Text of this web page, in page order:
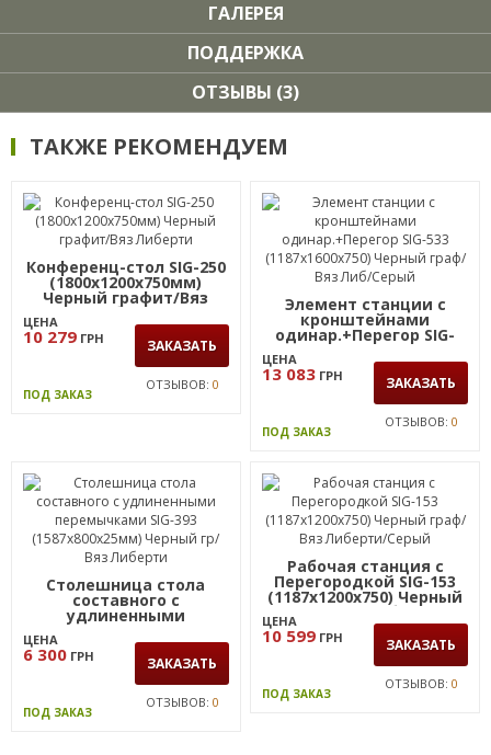
ГАЛЕРЕЯ
ПОДДЕРЖКА
ОТЗЫВЫ (3)
ТАКЖЕ РЕКОМЕНДУЕМ
Конференц-стол SIG-250
(1800х1200х750мм)
Черный графит/Вяз
Либерти
ЦЕНА
10 279 ГРН ЗАКАЗАТЬ
ПОД ЗАКАЗ
ОТЗЫВОВ: 0
Элемент станции с
кронштейнами
одинар.+Перегор SIG-
533 (1187х1600х750)
Черный граф/Вяз Либ/
Серый
ЦЕНА
13 083 ГРН ЗАКАЗАТЬ
ПОД ЗАКАЗ
ОТЗЫВОВ: 0
Столешница стола
составного с
удлиненными
перемычками SIG-393
(1587х800х25мм) Черный
гр/Вяз Либерти
ЦЕНА
6 300 ГРН ЗАКАЗАТЬ
ПОД ЗАКАЗ
ОТЗЫВОВ: 0
Рабочая станция с
Перегородкой SIG-153
(1187х1200х750) Черный
граф/Вяз Либерти/
Серый
ЦЕНА
10 599 ГРН ЗАКАЗАТЬ
ПОД ЗАКАЗ
ОТЗЫВОВ: 0